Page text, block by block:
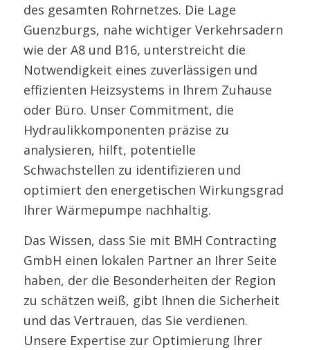
des gesamten Rohrnetzes. Die Lage
Guenzburgs, nahe wichtiger Verkehrsadern
wie der A8 und B16, unterstreicht die
Notwendigkeit eines zuverlässigen und
effizienten Heizsystems in Ihrem Zuhause
oder Büro. Unser Commitment, die
Hydraulikkomponenten präzise zu
analysieren, hilft, potentielle
Schwachstellen zu identifizieren und
optimiert den energetischen Wirkungsgrad
Ihrer Wärmepumpe nachhaltig.
Das Wissen, dass Sie mit BMH Contracting
GmbH einen lokalen Partner an Ihrer Seite
haben, der die Besonderheiten der Region
zu schätzen weiß, gibt Ihnen die Sicherheit
und das Vertrauen, das Sie verdienen.
Unsere Expertise zur Optimierung Ihrer